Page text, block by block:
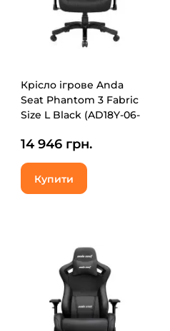
Крісло ігрове Anda
Seat Phantom 3 Fabric
Size L Black (AD18Y-06-
14 946 грн.
Купити